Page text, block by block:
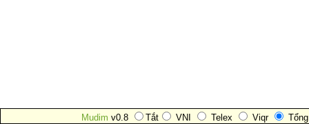
Mudim v0.8 Tắt VNI Telex Viqr